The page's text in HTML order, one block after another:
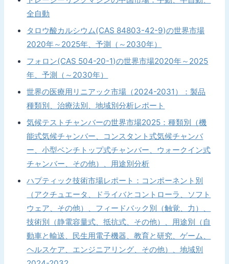
全自動
タロウ酸カルシウム(CAS 84803-42-9)の世界市場
2020年～2025年、予測（～2030年）
フォロン(CAS 504-20-1)の世界市場2020年～2025
年、予測（～2030年）
世界の医療用リニアック市場（2024-2031）：製品
種類別、治療法別、地域別分析レポート
気候テストチャンバーの世界市場2025：種類別（機
能式気候チャンバー、コンスタント式気候チャンバ
ー、小型ベンチトップ式チャンバー、ウォークイン式
チャンバー、その他）、用途別分析
ハプティック技術市場レポート：コンポーネント別
（アクチュエータ、ドライバとコントローラ、ソフト
ウェア、その他）、フィードバック別（触覚、力）、
技術別（静電容量式、抵抗式、その他）、用途別（自
動車と輸送、民生用電子機器、教育と研究、ゲーム、
ヘルスケア、エンジニアリング、その他）、地域別